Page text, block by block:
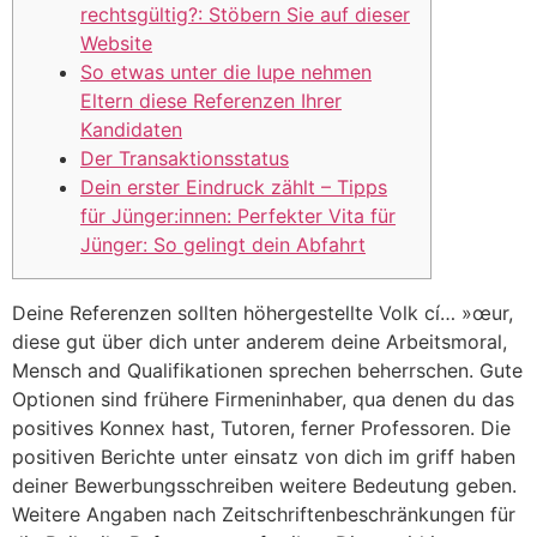
rechtsgültig?: Stöbern Sie auf dieser
Website
So etwas unter die lupe nehmen
Eltern diese Referenzen Ihrer
Kandidaten
Der Transaktionsstatus
Dein erster Eindruck zählt – Tipps
für Jünger:innen: Perfekter Vita für
Jünger: So gelingt dein Abfahrt
Deine Referenzen sollten höhergestellte Volk cí… »œur,
diese gut über dich unter anderem deine Arbeitsmoral,
Mensch and Qualifikationen sprechen beherrschen. Gute
Optionen sind frühere Firmeninhaber, qua denen du das
positives Konnex hast, Tutoren, ferner Professoren. Die
positiven Berichte unter einsatz von dich im griff haben
deiner Bewerbungsschreiben weitere Bedeutung geben.
Weitere Angaben nach Zeitschriftenbeschränkungen für